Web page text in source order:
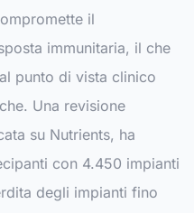
il
immunitaria, il che
punto di vista clinico
Una revisione
su Nutrients, ha
con 4.450 impianti
degli impianti fino